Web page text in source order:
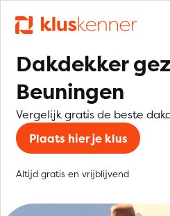
Dakdekker
Beuningen
Vergelijk gratis de beste
Plaats hier je klus
Altijd gratis en vrijblijvend